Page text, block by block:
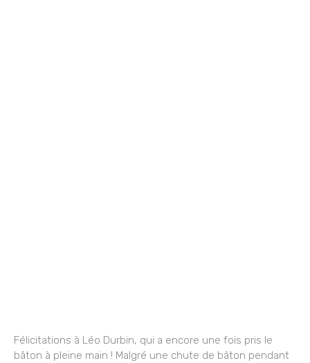
Félicitations à Léo Durbin, qui a encore une fois pris le
bâton à pleine main ! Malgré une chute de bâton pendant